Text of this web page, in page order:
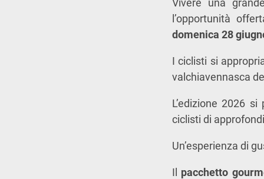
Vivere una
l’opportunità
domenica 28
I ciclisti si
valchiavennasca
L’edizione 2026
ciclisti di
Un’esperienza di
Il pacchetto